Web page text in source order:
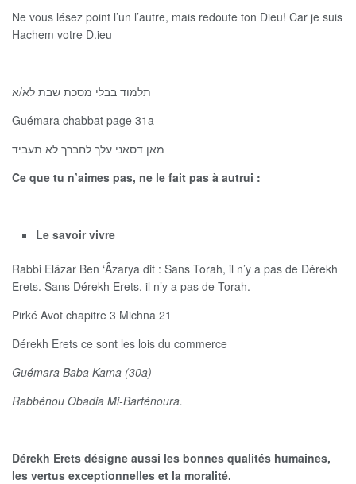
Ne vous lésez point l’un l’autre, mais redoute ton Dieu! Car je suis
Hachem votre D.ieu
תלמוד בבלי מסכת שבת לא/א
Guémara chabbat page 31a
מאן דסאני עלך לחברך לא תעביד
Ce que tu n’aimes pas, ne le fait pas à autrui :
Le savoir vivre
Rabbi Elâzar Ben ‘Âzarya dit : Sans Torah, il n’y a pas de Dérekh
Erets. Sans Dérekh Erets, il n’y a pas de Torah.
Pirké Avot chapitre 3 Michna 21
Dérekh Erets ce sont les lois du commerce
Guémara Baba Kama (30a)
Rabbénou Obadia Mi-Barténoura.
Dérekh Erets désigne aussi les bonnes qualités humaines,
les vertus exceptionnelles et la moralité.